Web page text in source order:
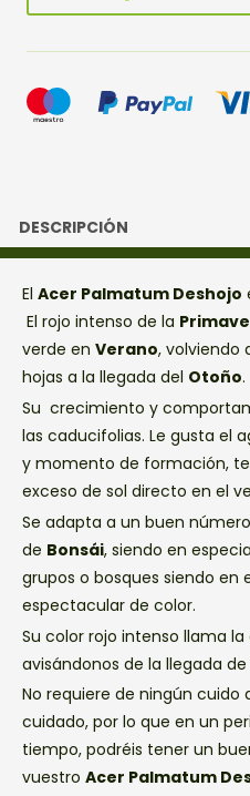
DESCRIPCIÓN
El Acer Palmatum Deshojo
El rojo intenso de la
verde en Verano, volviendo
hojas a la llegada del Otoño.
Su crecimiento y
las caducifolias. Le gusta el
y momento de formación,
exceso de sol directo en el
Se adapta a un buen
de Bonsái, siendo en
grupos o bosques siendo en
espectacular de color.
Su color rojo intenso llama
avisándonos de la llegada de
No requiere de ningún cuido
cuidado, por lo que en un
tiempo, podréis tener un
vuestro Acer Palmatum